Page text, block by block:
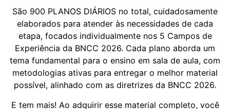
São 900 PLANOS DIÁRIOS no total, cuidadosamente
elaborados para atender às necessidades de cada
etapa, focados individualmente nos 5 Campos de
Experiência da BNCC 2026. Cada plano aborda um
tema fundamental para o ensino em sala de aula, com
metodologias ativas para entregar o melhor material
possível, alinhado com as diretrizes da BNCC 2026.
E tem mais! Ao adquirir esse material completo, você